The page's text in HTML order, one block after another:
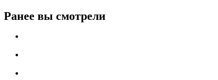
Ранее вы смотрели